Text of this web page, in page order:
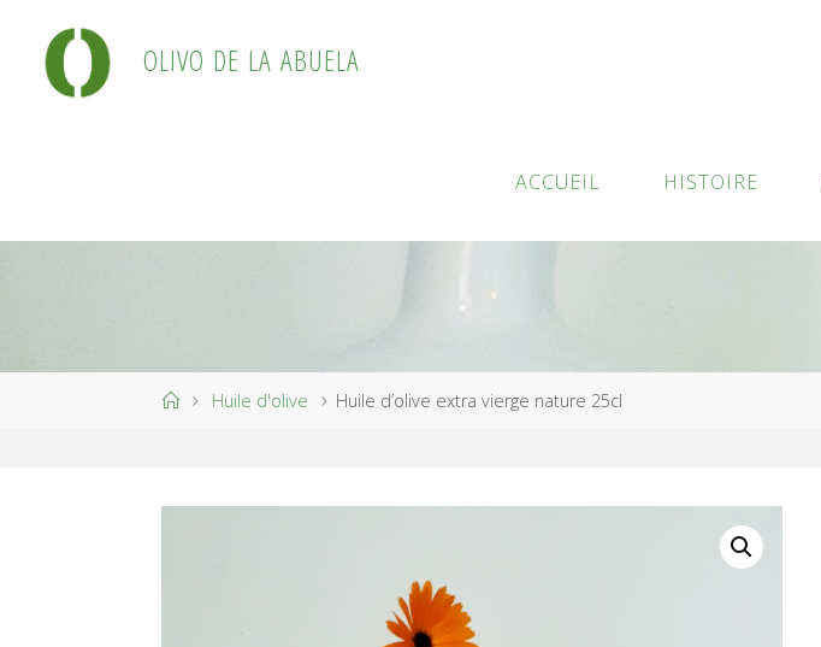
content
OLIVO DE LA ABUELA
ACCUEIL HISTOIRE
HomeHuile d'olive Huile d’olive extra vierge nature 25cl